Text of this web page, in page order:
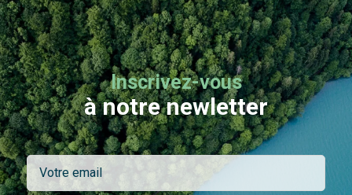
Inscrivez-vous
à notre newletter